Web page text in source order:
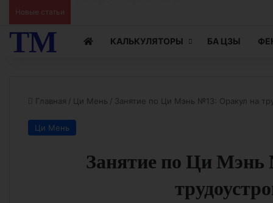
Новые статьи
ТМ КАЛЬКУЛЯТОРЫ БА ЦЗЫ
Главная / Ци Мень / Занятие по Ци Мэнь №13: Оракул на
Ци Мень
Занятие по Ци